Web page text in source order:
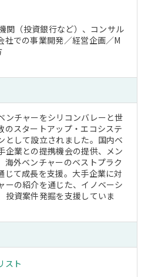
関（投資銀行など）、コンサル
社での事業開発／経営企画／M
ンチャーをシリコンバレーと世
のスタートアップ・エコシステ
として設立されました。国内ベ
企業との提携機会の提供、メン
海外ベンチャーのベストプラク
じて成長を支援。大手企業に対
ーの紹介を通じた、イノベーシ
投資案件発掘を支援していま
スト